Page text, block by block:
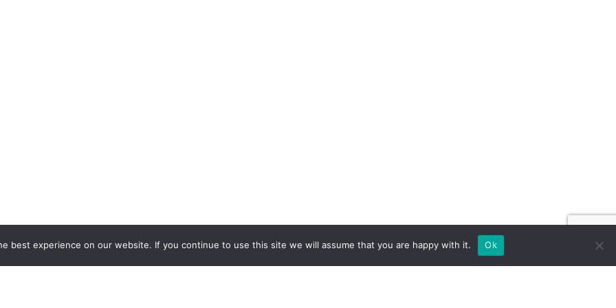
best experience on our website. If you continue to use this site we will assume that you are happy with it. Ok